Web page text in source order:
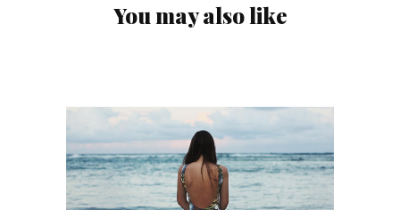
You may also like